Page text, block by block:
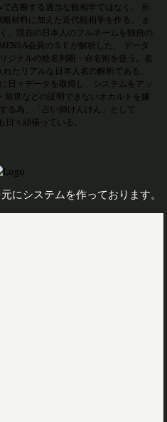
占断する適当な観相学ではなく、 所
材料に加えた近代観相学を作る。 ま
、現在の日本人のフルネームを独自の
会員のＳＥが解析した、 データ
ジナルの姓名判断・命名術を使う。名
たリアルな日本人名の解析である。
日々データを取得し、システムをアッ
前世などの証明できないオカルトを嫌
る為、「占い師けんけん」として
々頑張っている。
にシステムを作っております。